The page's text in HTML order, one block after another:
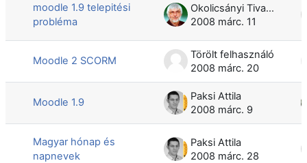
moodle 1.9 telepitési
probléma
Okolicsányi Tivadar
2008 márc. 11
Moodle 2 SCORM
Törölt felhasználó
2008 márc. 20
Moodle 1.9
Paksi Attila
2008 márc. 9
Magyar hónap és
napnevek
Paksi Attila
2008 márc. 28